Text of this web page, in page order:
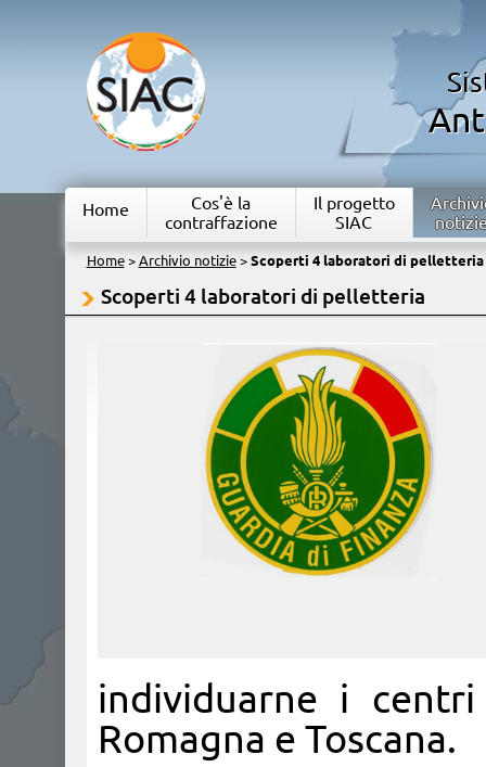
Home
Cos'è la
contraffazione
Il progetto
SIAC
Home> Archivio notizie> Scoperti 4 laboratori di pelletteria
Scoperti 4 laboratori di pelletteria
individuarne i
Romagna e Toscana.